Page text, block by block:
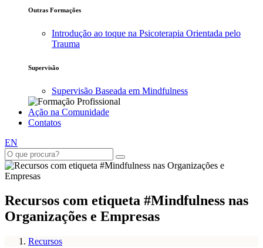
Outras Formações
Introdução ao toque na Psicoterapia Orientada pelo
Trauma
Supervisão
Supervisão Baseada em Mindfulness
Ação na Comunidade
Contatos
EN
Recursos com etiqueta #Mindfulness nas
Organizações e Empresas
Recursos